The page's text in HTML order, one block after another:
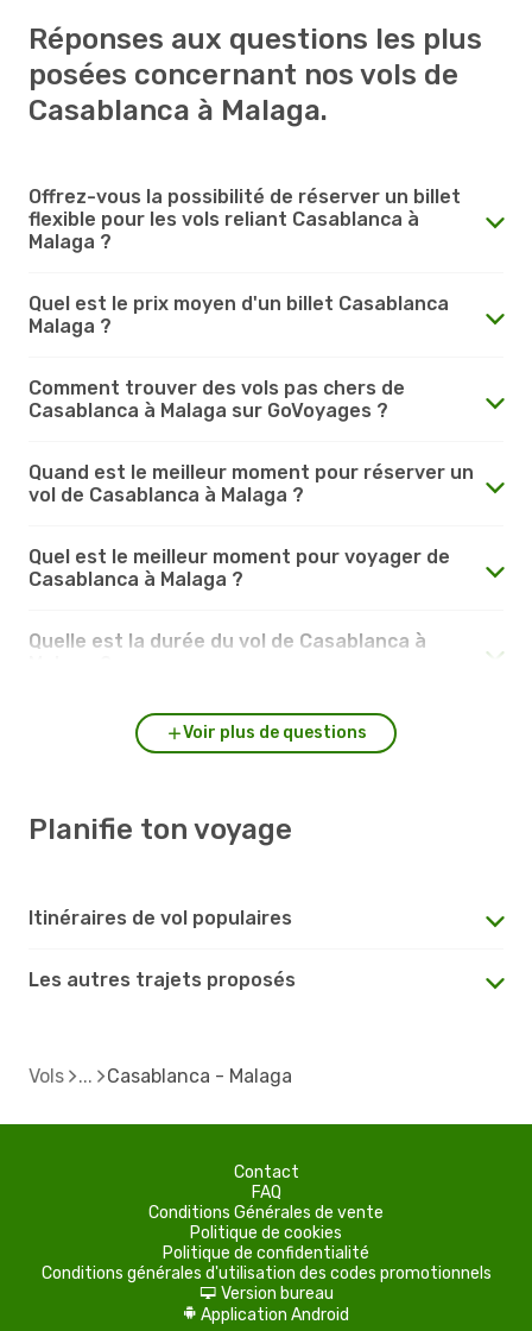
Réponses aux questions les plus
posées concernant nos vols de
Casablanca à Malaga.
Offrez-vous la possibilité de réserver un billet
flexible pour les vols reliant Casablanca à
Malaga ?
Quel est le prix moyen d'un billet Casablanca
Malaga ?
Comment trouver des vols pas chers de
Casablanca à Malaga sur GoVoyages ?
Quand est le meilleur moment pour réserver un
vol de Casablanca à Malaga ?
Quel est le meilleur moment pour voyager de
Casablanca à Malaga ?
Quelle est la durée du vol de Casablanca à
Voir plus de questions
Planifie ton voyage
Itinéraires de vol populaires
Les autres trajets proposés
Vols Casablanca - Malaga
Contact
FAQ
Conditions Générales de vente
Politique de cookies
Politique de confidentialité
Conditions générales d'utilisation des codes promotionnels
d Version bureau
A Application Android